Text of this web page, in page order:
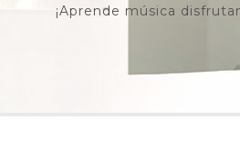
¡Aprende música